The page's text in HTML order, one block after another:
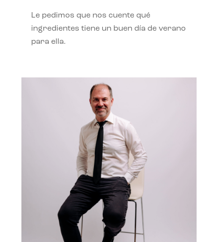
Le pedimos que nos cuente qué
ingredientes tiene un buen día de verano
para ella.